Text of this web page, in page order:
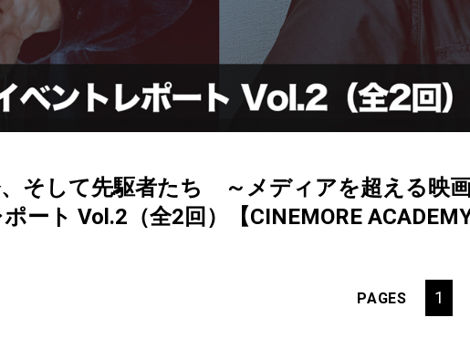
そして先駆者たち ～メディアを超える映
ート Vol.2（全2回）【CINEMORE ACADEMY
PAGES 1